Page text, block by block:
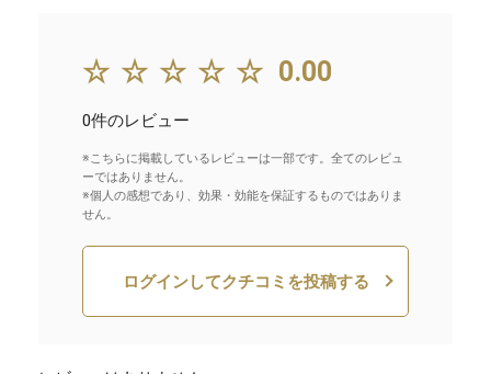
☆☆☆☆☆ 0.00
0件のレビュー
※こちらに掲載しているレビューは一部です。全てのレビュ
ーではありません。
※個人の感想であり、効果・効能を保証するものではありま
せん。
ログインしてクチコミを投稿する